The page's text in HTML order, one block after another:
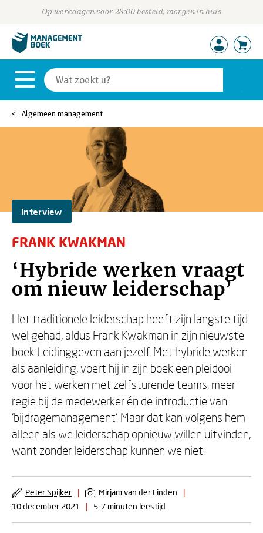
Op werkdagen voor 23:00 besteld, morgen in huis
Algemeen management
Interview
FRANK KWAKMAN
‘Hybride werken vraagt
om nieuw leiderschap’
Het traditionele leiderschap heeft zijn langste tijd
wel gehad, aldus Frank Kwakman in zijn nieuwste
boek Leidinggeven aan jezelf. Met hybride werken
als aanleiding, voert hij in zijn boek een pleidooi
voor het werken met zelfsturende teams, meer
regie bij de medewerker én de introductie van
‘bijdragemanagement’. Maar dat kan volgens hem
alleen als we leiderschap opnieuw willen uitvinden,
want zonder leiderschap kunnen we niet.
Peter Spijker | Mirjam van der Linden
|
10 december 2021
| 5-7 minuten leestijd